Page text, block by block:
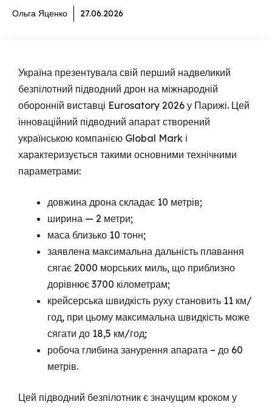
Ольга Яценко 27.06.2026
Україна презентувала свій перший надвеликий
безпілотний підводний дрон на міжнародній
оборонній виставці Eurosatory 2026 у Парижі. Цей
інноваційний підводний апарат створений
українською компанією Global Mark і
характеризується такими основними технічними
параметрами:
довжина дрона складає 10 метрів;
ширина — 2 метри;
маса близько 10 тонн;
заявлена максимальна дальність плавання
сягає 2000 морських миль, що приблизно
дорівнює 3700 кілометрам;
крейсерська швидкість руху становить 11 км/
год, при цьому максимальна швидкість може
сягати до 18,5 км/год;
робоча глибина занурення апарата – до 60
метрів.
Цей підводний безпілотник є значущим кроком у